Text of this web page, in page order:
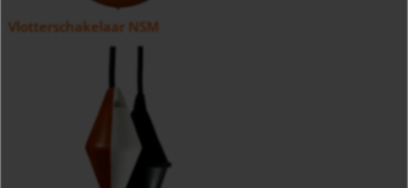
Vlotterschakelaar NSM